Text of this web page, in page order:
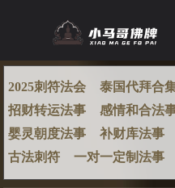
2025刺符法会 泰国代拜合
招财转运法事
感情和合法
婴灵朝度法事
补财库法事
古法刺符
一对一定制法事